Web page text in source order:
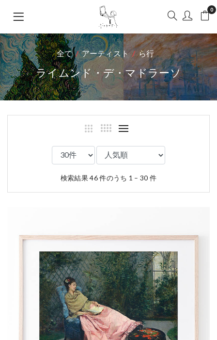
0
全て アーティスト ら行
ライムンド・デ・マドラーソ
検索結果 46 件のうち 1 – 30 件